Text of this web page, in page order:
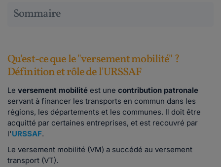
Sommaire
Qu'est-ce que le "versement mobilité" ?
Définition et rôle de l'URSSAF
Le versement mobilité est une contribution patronale
servant à financer les transports en commun dans les
régions, les départements et les communes. Il doit être
acquitté par certaines entreprises, et est recouvré par
l'URSSAF.
Le versement mobilité (VM) a succédé au versement
transport (VT).